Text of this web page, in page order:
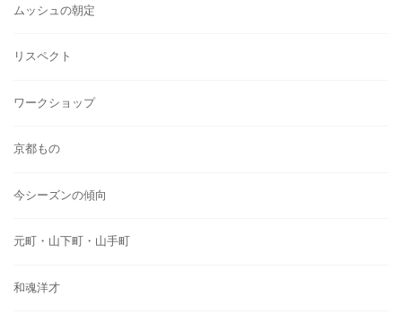
ムッシュの朝定
リスペクト
ワークショップ
京都もの
今シーズンの傾向
元町・山下町・山手町
和魂洋才